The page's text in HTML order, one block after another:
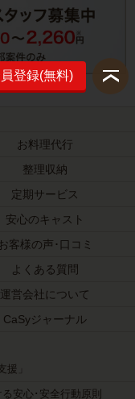
登録(無料)
お料理代行
整理収納
定期サービス
安心のキャスト
お客様の声･口コミ
よくある質問
運営会社について
CaSyジャーナル
援」
安心･安全行動原則